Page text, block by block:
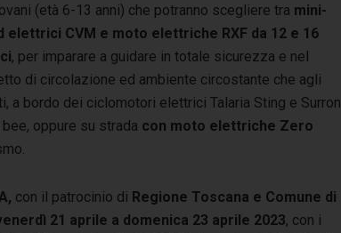
(età 6-13 anni) che potranno scegliere tra mini-
elettrici CVM e moto elettriche RXF da 12 e 16
, per imparare a guidare in totale sicurezza e nel
di circolazione ed ambiente circostante che agli
a bordo dei ciclomotori elettrici Talaria Sting e Surron
bee, oppure su strada con moto elettriche Zero
con il patrocinio di Regione Toscana e Comune di
21 aprile a domenica 23 aprile 2023, con i